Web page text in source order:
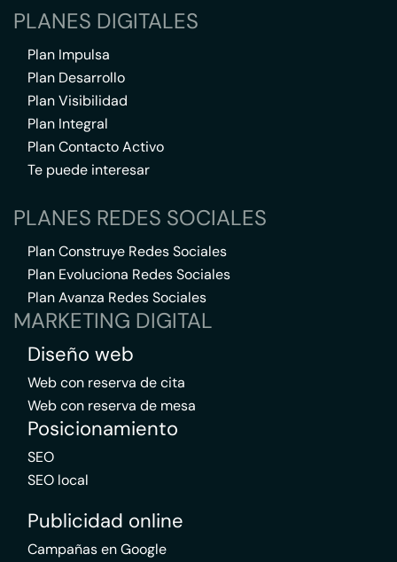
PLANES DIGITALES
Plan Impulsa
Plan Desarrollo
Plan Visibilidad
Plan Integral
Plan Contacto Activo
Te puede interesar
PLANES REDES SOCIALES
Plan Construye Redes Sociales
Plan Evoluciona Redes Sociales
Plan Avanza Redes Sociales
MARKETING DIGITAL
Diseño web
Web con reserva de cita
Web con reserva de mesa
Posicionamiento
SEO
SEO local
Publicidad online
Campañas en Google